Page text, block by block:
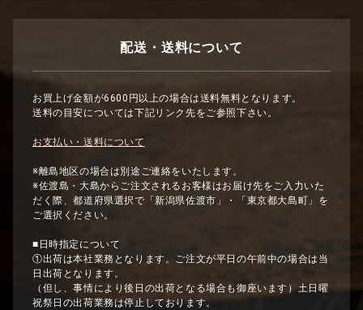
配送・送料について
お買上げ金額が6600円以上の場合は送料無料となります。
送料の目安については下記リンク先をご参照下さい。
お支払い・送料について
※離島地区の場合は別途ご連絡をいたします。
※佐渡島・大島からご注文されるお客様はお届け先をご入力いた
だく際、都道府県選択で「新潟県佐渡市」・「東京都大島町」を
ご選択ください。
■日時指定について
①出荷は本社業務となります。ご注文が平日の午前中の場合は当
日出荷となります。
（但し、事情により後日の出荷となる場合も御座います）土日曜
祝祭日の出荷業務は停止しております。